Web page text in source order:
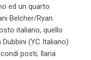
ed un quarto
Belcher/Ryan.
italiano, quello
(YC Italiano)
posti; Ilaria